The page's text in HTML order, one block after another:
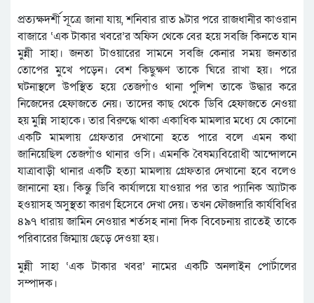
প্রত্যক্ষদর্শী সূত্রে জানা যায়, শনিবার রাত ৯টার পরে রাজধানীর কাওরান
বাজারে ‘এক টাকার খবরে’র অফিস থেকে বের হয়ে সবজি কিনতে যান
মুন্নী সাহা। জনতা টাওয়ারের সামনে সবজি কেনার সময় জনতার
তোপের মুখে পড়েন। বেশ কিছুক্ষণ তাকে ঘিরে রাখা হয়। পরে
ঘটনাস্থলে উপস্থিত হয়ে তেজগাঁও থানা পুলিশ তাকে উদ্ধার করে
নিজেদের হেফাজতে নেয়। তাদের কাছ থেকে ডিবি হেফাজতে নেওয়া
হয় মুন্নি সাহাকে। তার বিরুদ্ধে থাকা একাধিক মামলার মধ্যে যে কোনো
একটি মামলায় গ্রেফতার দেখানো হতে পারে বলে এমন কথা
জানিয়েছিল তেজগাঁও থানার ওসি। এমনকি বৈষম্যবিরোধী আন্দোলনে
যাত্রাবাড়ী থানার একটি হত্যা মামলায় গ্রেফতার দেখানো হবে বলেও
জানানো হয়। কিন্তু ডিবি কার্যালয়ে যাওয়ার পর তার প্যানিক অ্যাটাক
হওয়াসহ অসুস্থতা কারণ হিসেবে দেখা দেয়। তখন ফৌজদারি কার্যবিধির
৪৯৭ ধারায় জামিন নেওয়ার শর্তসহ নানা দিক বিবেচনায় রাতেই তাকে
পরিবারের জিম্মায় ছেড়ে দেওয়া হয়।
মুন্নী সাহা ‘এক টাকার খবর’ নামের একটি অনলাইন পোর্টালের
সম্পাদক।